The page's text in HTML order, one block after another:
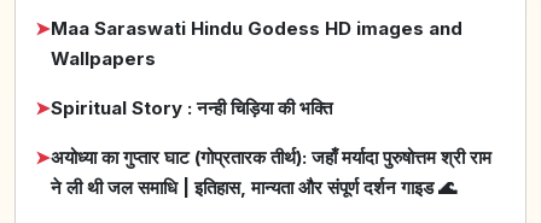
➤Maa Saraswati Hindu Godess HD images and
Wallpapers
➤Spiritual Story : नन्ही चिड़िया की भक्ति
➤अयोध्या का गुप्तार घाट (गोप्रतारक तीर्थ): जहाँ मर्यादा पुरुषोत्तम श्री राम
ने ली थी जल समाधि | इतिहास, मान्यता और संपूर्ण दर्शन गाइड 🌊